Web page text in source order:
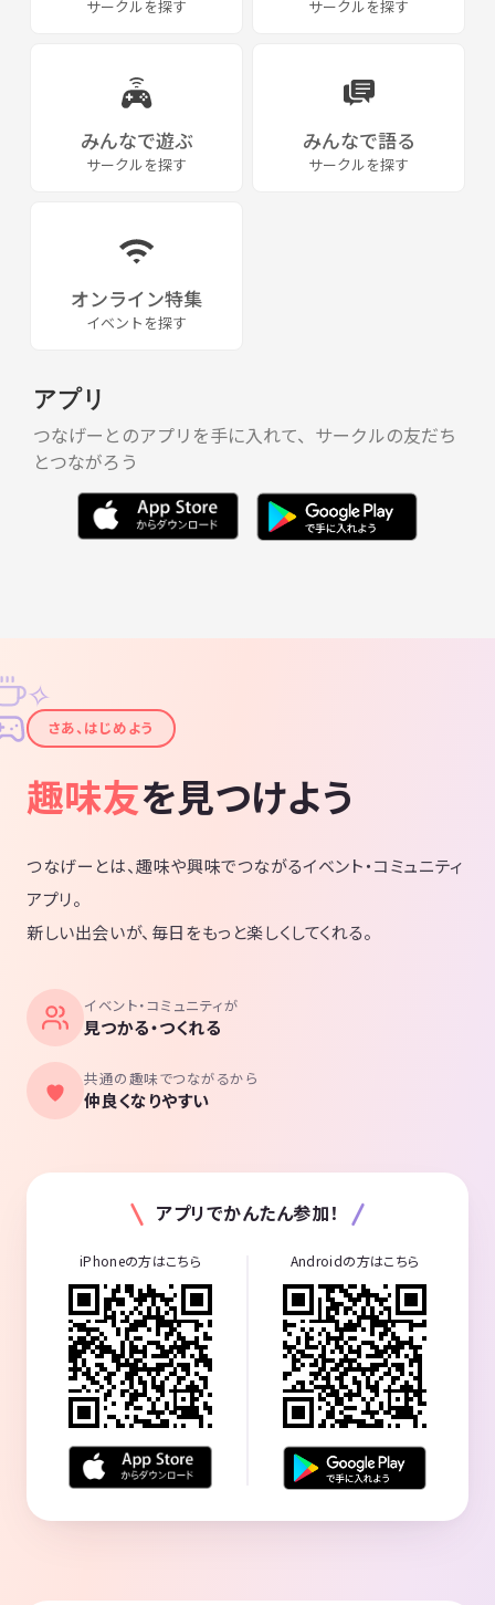
サークルを探す サークルを探す
みんなで遊ぶ
サークルを探す
みんなで語る
サークルを探す
オンライン特集
イベントを探す
アプリ
つなげーとのアプリを手に入れて、サークルの友だち
とつながろう
✦
✧
さあ、はじめよう
趣味友を見つけよう
つなげーとは、趣味や興味でつながるイベント・コミュニティ
アプリ。
新しい出会いが、毎日をもっと楽しくしてくれる。
イベント・コミュニティが
見つかる・つくれる
共通の趣味でつながるから
仲良くなりやすい
アプリでかんたん参加！
iPhoneの方はこちら Androidの方はこちら